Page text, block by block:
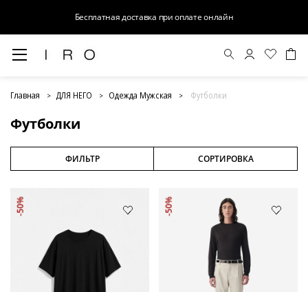
Бесплатная доставка при оплате онлайн
Главная ДЛЯ НЕГО Одежда Мужская Футболки
Футболки
ФИЛЬТР СОРТИРОВКА
-50% -50%